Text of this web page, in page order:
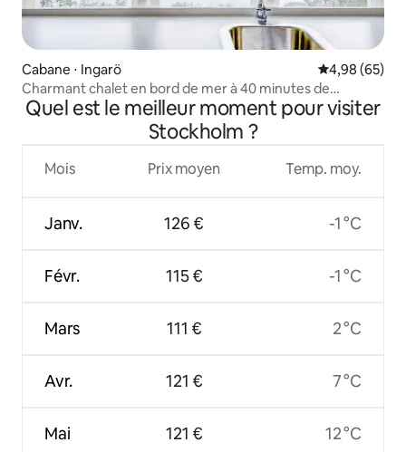
Cabane ⋅ Ingarö Évaluation
4,98 (65)
Charmant chalet en bord de mer à 40 minutes de
Stockholm
Quel est le meilleur moment pour visiter
Stockholm ?
Mois
Janv.
Févr.
Mars
Avr.
Mai
Prix moyen
126 €
115 €
111 €
121 €
121 €
Temp. moy.
-1 °C
-1 °C
2 °C
7 °C
12 °C